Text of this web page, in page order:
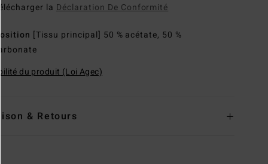
Télécharger la Déclaration De Conformité
[Tissu principal] 50 % acétate, 50 %
du produit (Loi Agec)
& Retours